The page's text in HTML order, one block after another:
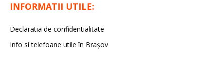
INFORMATII UTILE:
Declaratia de confidentialitate
Info si telefoane utile în Braşov